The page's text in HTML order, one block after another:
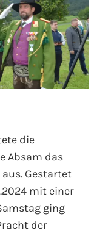
die
Absam das
Gestartet
mit einer
ging
der